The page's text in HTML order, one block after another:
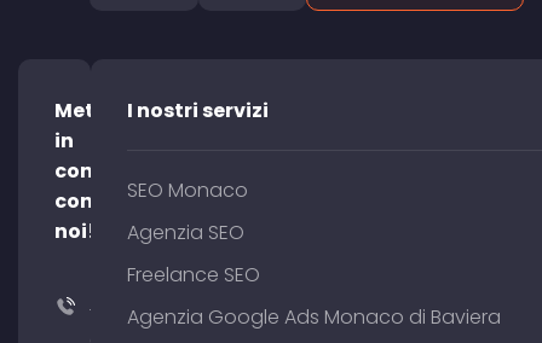
Mettetevi
in
contatto
con
noi!
+49
I nostri servizi
SEO Monaco
Agenzia SEO
Freelance SEO
Agenzia Google Ads Monaco di Baviera